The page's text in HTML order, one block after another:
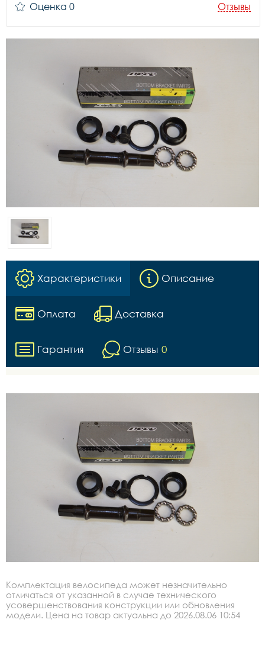
Оценка 0
Отзывы
Характеристики Описание
Оплата Доставка
Гарантия Отзывы 0
Комплектация велосипеда может незначительно
отличаться от указанной в случае технического
усовершенствования конструкции или обновления
модели. Цена на товар актуальна до 2026.08.06 10:54